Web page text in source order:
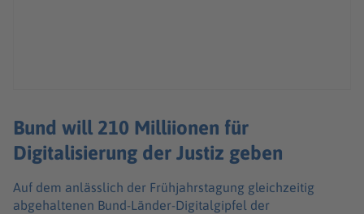
Bund will 210 Milliionen für
Digitalisierung der Justiz geben
Auf dem anlässlich der Frühjahrstagung gleichzeitig
abgehaltenen Bund-Länder-Digitalgipfel der